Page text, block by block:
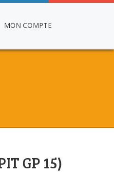
MON COMPTE
GP 15)